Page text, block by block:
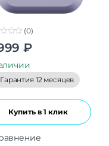
(0)
₽
Гарантия 12 месяцев
Купить в 1 клик